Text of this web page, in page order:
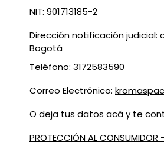
NIT: 901713185-2
Dirección notificación judicial:
Bogotá
Teléfono: 3172583590
Correo Electrónico:
O deja tus datos acáy te
PROTECCIÓN AL CONSUMIDOR